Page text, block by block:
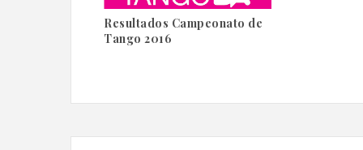
Resultados Campeonato de
Tango 2016